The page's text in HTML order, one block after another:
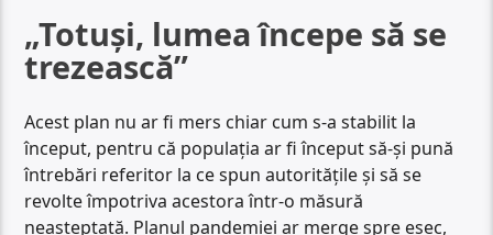
„Totuși, lumea începe să se
trezească”
Acest plan nu ar fi mers chiar cum s-a stabilit la
început, pentru că populația ar fi început să-și pună
întrebări referitor la ce spun autoritățile și să se
revolte împotriva acestora într-o măsură
neașteptată. Planul pandemiei ar merge spre eșec,